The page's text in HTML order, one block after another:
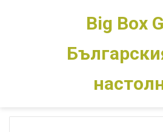
Switch skin
Big Box